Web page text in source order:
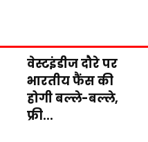
वेस्टइंडीज दौरे पर
भारतीय फैंस की
होगी बल्ले-बल्ले,
फ्री...